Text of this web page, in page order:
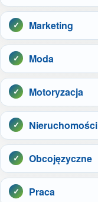
Marketing
Moda
Motoryzacja
Nieruchomości
Obcojęzyczne
Praca